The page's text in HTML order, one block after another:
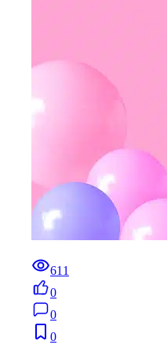
611
0
0
0